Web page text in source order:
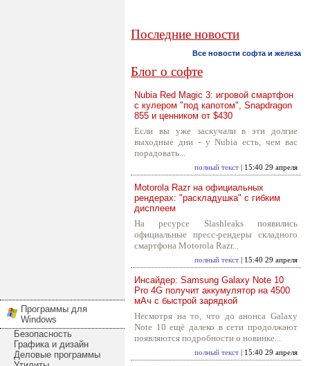
Программы для
Windows
Безопасность
Графика и дизайн
Деловые программы
Последние новости
Все новости софта и железа
Блог о софте
Nubia Red Magic 3: игровой смартфон
с кулером "под капотом", Snapdragon
855 и ценником от $430
Если вы уже заскучали в эти долгие
выходные дни - у Nubia есть, чем вас
порадовать...
полный текст | 15:40 29 апреля
Motorola Razr на официальных
рендерах: "раскладушка" с гибким
дисплеем
На ресурсе Slashleaks появились
официальные пресс-рендеры складного
смартфона Motorola Razr...
полный текст | 15:40 29 апреля
Инсайдер: Samsung Galaxy Note 10
Pro 4G получит аккумулятор на 4500
мАч с быстрой зарядкой
Несмотря на то, что до анонса Galaxy
Note 10 ещё далеко в сети продолжают
появляются подробности о новинке...
полный текст | 15:40 29 апреля